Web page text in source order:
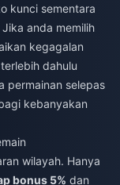
kunci sementara
anda memilih
kegagalan
dahulu
permainan selepas
kebanyakan
wilayah. Hanya
bonus 5% dan